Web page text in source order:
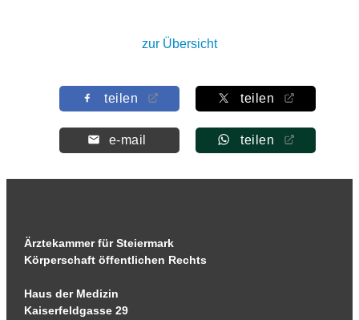
zur Übersicht
teilen teilen
e-mail teilen
Ärztekammer für Steiermark
Körperschaft öffentlichen Rechts
Haus der Medizin
Kaiserfeldgasse 29